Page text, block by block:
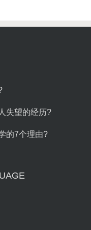
失望的经历?
的7个理由?